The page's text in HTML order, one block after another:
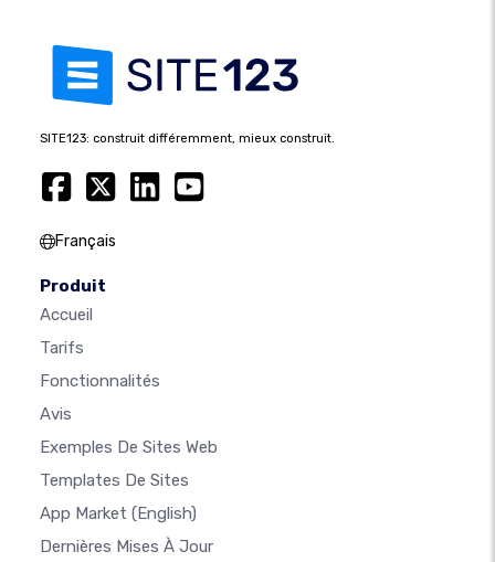
SITE123: construit différemment, mieux construit.
Français
Produit
Accueil
Tarifs
Fonctionnalités
Avis
Exemples De Sites Web
Templates De Sites
App Market (English)
Dernières Mises À Jour